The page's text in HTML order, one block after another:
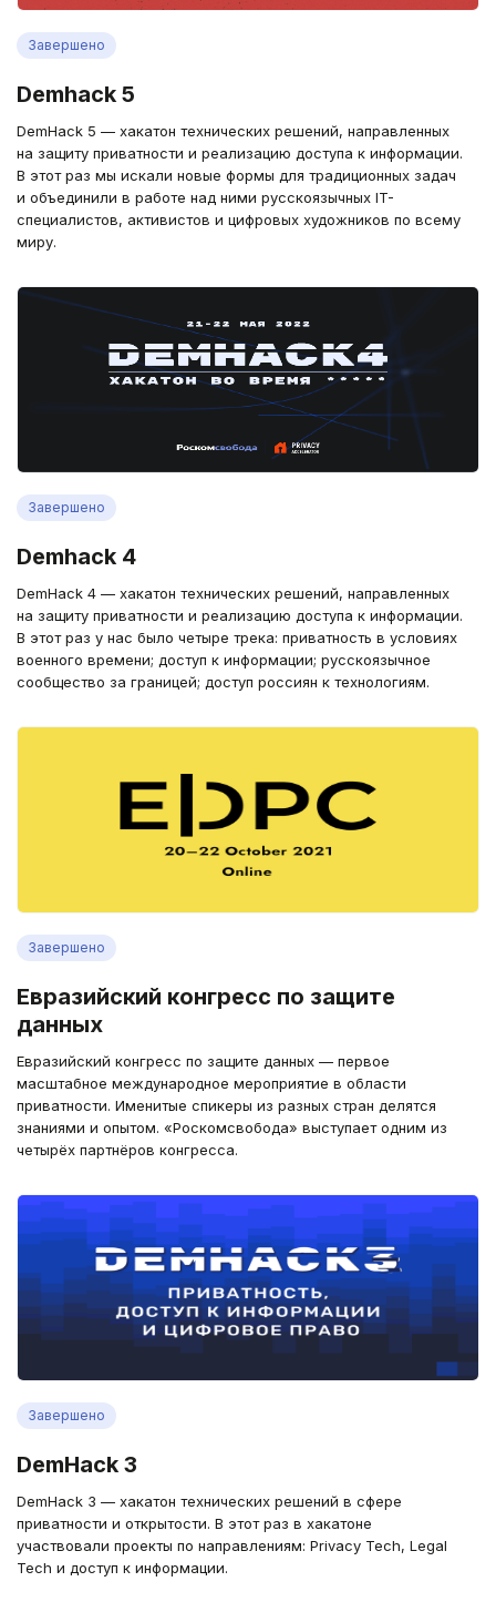
Завершено
Demhack 5
DemHack 5 — хакатон технических решений, направленных
на защиту приватности и реализацию доступа к информации.
В этот раз мы искали новые формы для традиционных задач
и объединили в работе над ними русскоязычных IT-
специалистов, активистов и цифровых художников по всему
миру.
Завершено
Demhack 4
DemHack 4 — хакатон технических решений, направленных
на защиту приватности и реализацию доступа к информации.
В этот раз у нас было четыре трека: приватность в условиях
военного времени; доступ к информации; русскоязычное
сообщество за границей; доступ россиян к технологиям.
Завершено
Евразийский конгресс по защите
данных
Евразийский конгресс по защите данных — первое
масштабное международное мероприятие в области
приватности. Именитые спикеры из разных стран делятся
знаниями и опытом. «Роскомсвобода» выступает одним из
четырёх партнёров конгресса.
Завершено
DemHack 3
DemHack 3 — хакатон технических решений в сфере
приватности и открытости. В этот раз в хакатоне
участвовали проекты по направлениям: Privacy Tech, Legal
Tech и доступ к информации.